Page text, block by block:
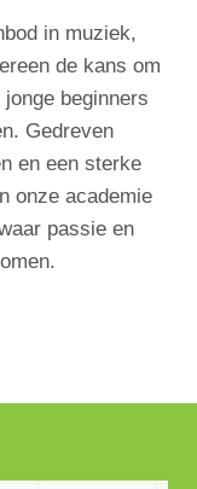
in muziek,
de kans om
beginners
Gedreven
en een sterke
onze academie
passie en